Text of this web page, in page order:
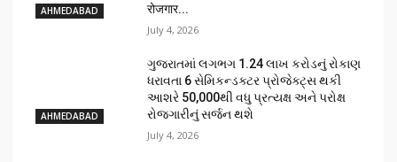
AHMEDABAD
रोजगार...
July 4, 2026
AHMEDABAD
ગુજરાતમાં લગભગ ₹1.24 લાખ કરોડનું રોકાણ
ધરાવતા 6 સેમિકન્ડક્ટર પ્રોજેક્ટ્સ થકી
આશરે 50,000થી વધુ પ્રત્યક્ષ અને પરોક્ષ
રોજગારીનું સર્જન થશે
July 4, 2026